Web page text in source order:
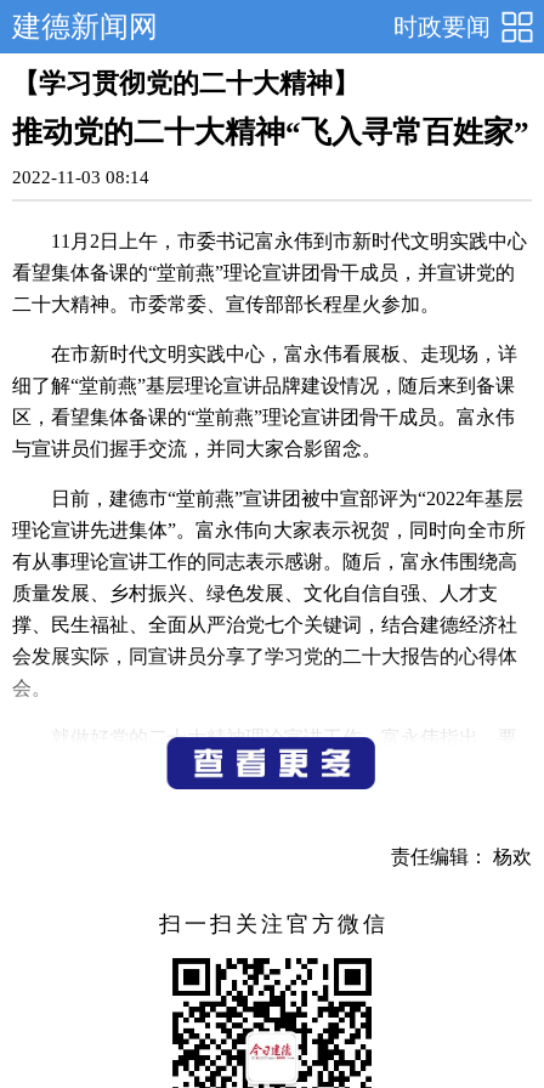
时政要闻
建德新闻网
【学习贯彻党的二十大精神】
推动党的二十大精神“飞入寻常百姓家”
2022-11-03 08:14
11月2日上午，市委书记富永伟到市新时代文明实践中心
看望集体备课的“堂前燕”理论宣讲团骨干成员，并宣讲党的
二十大精神。市委常委、宣传部部长程星火参加。
在市新时代文明实践中心，富永伟看展板、走现场，详
细了解“堂前燕”基层理论宣讲品牌建设情况，随后来到备课
区，看望集体备课的“堂前燕”理论宣讲团骨干成员。富永伟
与宣讲员们握手交流，并同大家合影留念。
日前，建德市“堂前燕”宣讲团被中宣部评为“2022年基层
理论宣讲先进集体”。富永伟向大家表示祝贺，同时向全市所
有从事理论宣讲工作的同志表示感谢。随后，富永伟围绕高
质量发展、乡村振兴、绿色发展、文化自信自强、人才支
撑、民生福祉、全面从严治党七个关键词，结合建德经济社
会发展实际，同宣讲员分享了学习党的二十大报告的心得体
会。
就做好党的二十大精神理论宣讲工作，富永伟指出，要
坚决贯彻落实中央、省委、杭州市委的部署要求，把学习宣
识”、坚定“四个自信”、做到“两个维护”，维护核心、紧跟核
行力。要把准精髓要义，选准宣讲对象，原原本本、逐字逐
句学习党的二十大报告，要投入精兵强将，实现“五燕齐
飞”，推动宣讲提质增效；要做到内容实、功底实、作风实、
效果实，提高学习意识，提升学习能力，把握好正确政治方
向、舆论导向、价值取向，深入到乡镇村庄、田间地头，推
责任编辑： 杨欢
扫一扫关注官方微信